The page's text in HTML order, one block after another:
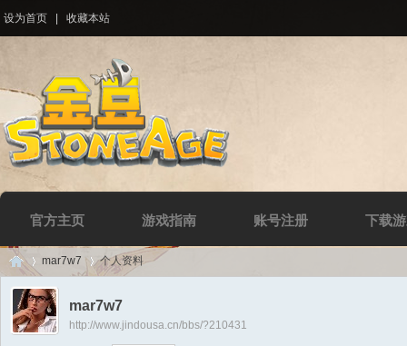
设为首页 收藏本站
官方主页 游戏指南 账号注册 下载
Di ›
mar7w7 个人资料
mar7w7
http://www.jindousa.cn/bbs/?210431